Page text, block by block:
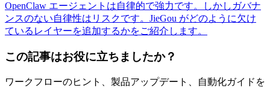
OpenClaw エージェントは自律的で強力です。しかしガバナ
ンスのない自律性はリスクです。JieGou がどのように欠け
ているレイヤーを追加するかをご紹介します。
この記事はお役に立ちましたか？
ワークフローのヒント、製品アップデート、自動化ガイドを